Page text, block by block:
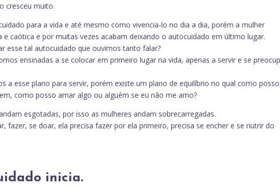
cresceu muito.
para a vida e até mesmo como vivencia-lo no dia a dia, porém a mulher
e caótica e por muitas vezes acabam deixando o autocuidado em último lugar.
esse tal autocuidado que ouvimos tanto falar?
ensinadas a se colocar em primeiro lugar na vida, apenas a servir e se
a esse plano para servir, porém existe um plano de equilíbrio no qual como posso
como posso amar algo ou alguém se eu não me amo?
esgotadas, por isso as mulheres andam sobrecarregadas.
fazer, se doar, ela precisa fazer por ela primeiro, precisa se encher e se nutrir do
inicia.